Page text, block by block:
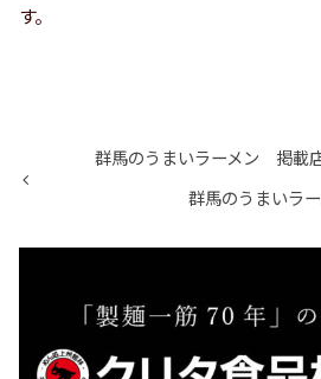
す。
群馬のうまいラーメン 掲載
群馬のうまいラ